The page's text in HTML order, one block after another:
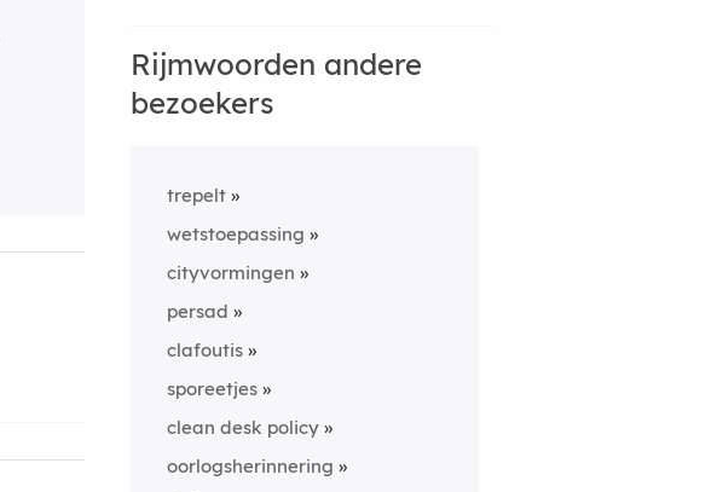
Rijmwoorden andere
bezoekers
trepelt
wetstoepassing
cityvormingen
persad
clafoutis
sporeetjes
clean desk policy
oorlogsherinnering